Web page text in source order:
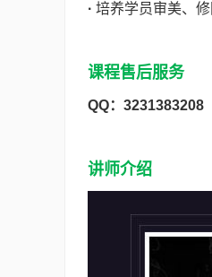
· 培养学员审美、
课程售后服务
QQ：3231383208
讲师介绍